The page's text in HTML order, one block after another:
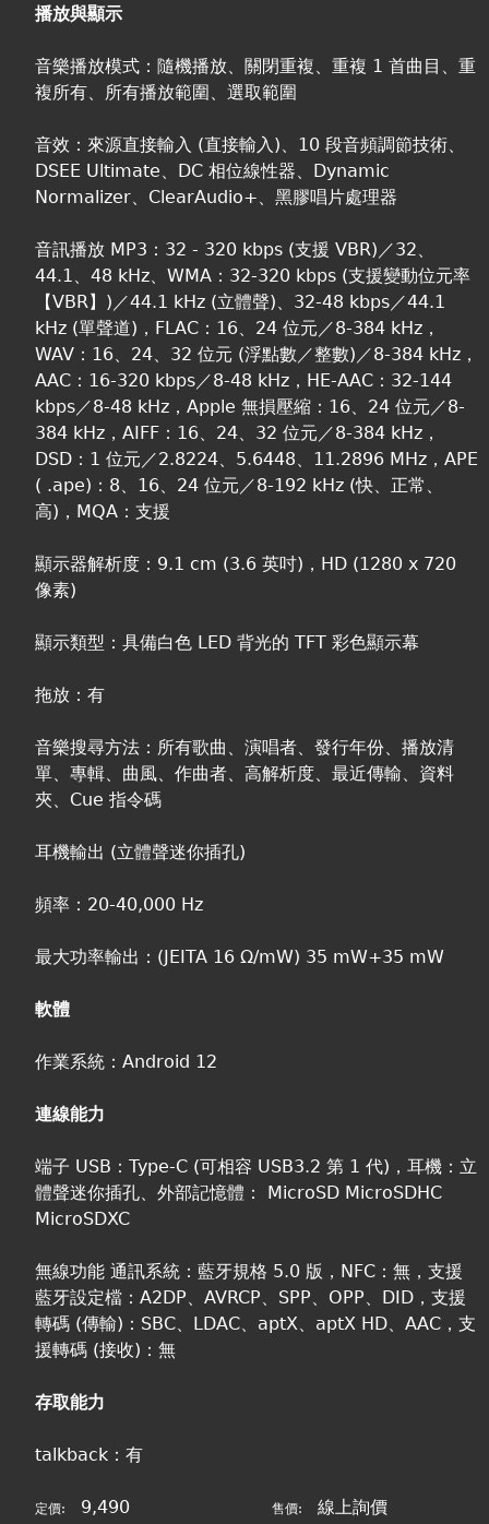
播放與顯示
音樂播放模式：隨機播放、關閉重複、重複 1 首曲目、重
複所有、所有播放範圍、選取範圍
音效：來源直接輸入 (直接輸入)、10 段音頻調節技術、
DSEE Ultimate、DC 相位線性器、Dynamic
Normalizer、ClearAudio+、黑膠唱片處理器
音訊播放 MP3：32 - 320 kbps (支援 VBR)／32、
44.1、48 kHz、WMA：32-320 kbps (支援變動位元率
【VBR】)／44.1 kHz (立體聲)、32-48 kbps／44.1
kHz (單聲道)，FLAC：16、24 位元／8-384 kHz，
WAV：16、24、32 位元 (浮點數／整數)／8-384 kHz，
AAC：16-320 kbps／8-48 kHz，HE-AAC：32-144
kbps／8-48 kHz，Apple 無損壓縮：16、24 位元／8-
384 kHz，AIFF：16、24、32 位元／8-384 kHz，
DSD：1 位元／2.8224、5.6448、11.2896 MHz，APE
( .ape)：8、16、24 位元／8-192 kHz (快、正常、
高)，MQA：支援
顯示器解析度：9.1 cm (3.6 英吋)，HD (1280 x 720
像素)
顯示類型：具備白色 LED 背光的 TFT 彩色顯示幕
拖放：有
音樂搜尋方法：所有歌曲、演唱者、發行年份、播放清
單、專輯、曲風、作曲者、高解析度、最近傳輸、資料
夾、Cue 指令碼
耳機輸出 (立體聲迷你插孔)
頻率：20-40,000 Hz
最大功率輸出：(JEITA 16 Ω/mW) 35 mW+35 mW
軟體
作業系統：Android 12
連線能力
端子 USB：Type-C (可相容 USB3.2 第 1 代)，耳機：立
體聲迷你插孔、外部記憶體： MicroSD MicroSDHC
MicroSDXC
無線功能 通訊系統：藍牙規格 5.0 版，NFC：無，支援
藍牙設定檔：A2DP、AVRCP、SPP、OPP、DID，支援
轉碼 (傳輸)：SBC、LDAC、aptX、aptX HD、AAC，支
援轉碼 (接收)：無
存取能力
talkback：有
定價: 9,490 售價: 線上詢價